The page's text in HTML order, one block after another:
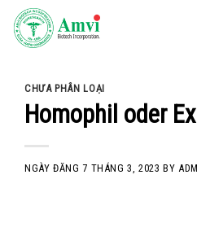
Skip
CHƯA PHÂN LOẠI
Homophil oder
NGÀY ĐĂNG7 THÁNG 3, 2023 BY